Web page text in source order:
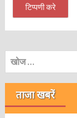
निम्न
को
खोजें:
ताजा खबरें